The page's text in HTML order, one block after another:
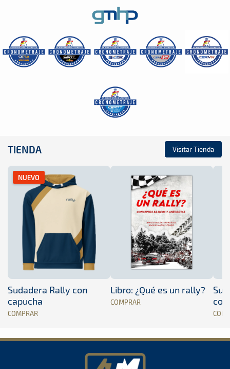
TIENDA Visitar Tienda
NUEVO
Sudadera Rally con
capucha
COMPRAR
Libro: ¿Qué es un rally?
COMPRAR